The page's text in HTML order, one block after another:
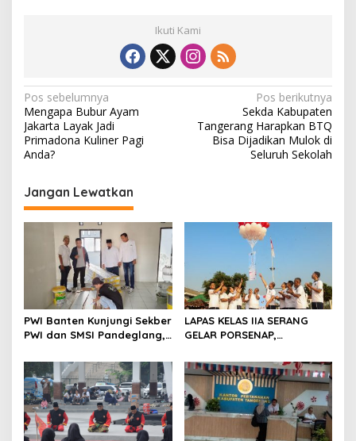
Ikuti Kami
N
a
v
i
g
a
s
Pos sebelumnya
Mengapa Bubur Ayam
Jakarta Layak Jadi
Primadona Kuliner Pagi
Anda?
Pos berikutnya
Sekda Kabupaten
Tangerang Harapkan BTQ
Bisa Dijadikan Mulok di
Seluruh Sekolah
Jangan Lewatkan
PWI Banten Kunjungi Sekber
PWI dan SMSI Pandeglang,
Konferensi Organisasi
LAPAS KELAS IIA SERANG
GELAR PORSENAP,
DAN KEBERSAMAAN